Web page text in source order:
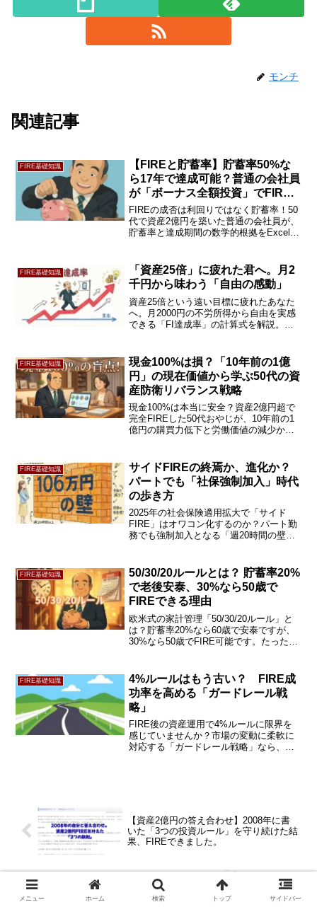
モンチ
関連記事
FIRE基礎知識
【FIREと貯蓄率】貯蓄率50%な
ら17年で達成可能？普通の会社員
が「ボーナス全額投資」でFIRE
した軌跡
FIREの成否は利回りではなく貯蓄率！50
代で資産2億円を築いた普通の会社員が、
貯蓄率と達成期間の数学的根拠をExcelシ
ナス全額投資』の裏ワザとは？今すぐチ
ェック！
FIRE基礎知識
「資産25倍」に疲れた君へ。月2
千円から味わう「自由の感動」
資産25倍という遠い目標に疲れたあなた
へ。月2000円の不労所得から自由を実感
できる「FI達成率」の計算式を解説。ク
術で、FIREへのモチベーションを維持す
る方法を紹介します。
FIRE基礎知識
現金100%は損？「10年前の1億
円」の現在価値から学ぶ50代の資
産防衛リバランス戦略
現金100%は本当に安全？資産2億円超で
完全FIREした50代おやじが、10年前の1
億円の購買力低下と労働価値の減少から
実録を公開します。続きをチェック！
FIRE基礎知識
サイドFIREの終焉か、進化か？
パートでも「社保強制加入」時代
の歩き方
2025年の社会保険適用拡大で「サイド
FIRE」はオワコン化するのか？パート勤
務でも強制加入となる「週20時間の壁」
を味方につける、新時代の生存戦略3選を
紹介します。
FIRE基礎知識
50/30/20ルールとは？ 貯蓄率20%
で老後安泰、30%なら50歳で
FIREできる理由
欧米式の家計管理「50/30/20ルール」と
は？貯蓄率20%なら60歳で安泰ですが、
30%なら50歳でFIRE可能です。たった
ワザを実体験から解説します。
FIRE基礎知識
4%ルールはもう古い？ FIRE成
功率を高める「ガードレール戦
略」
FIRE後の資産運用で4%ルールに限界を
感じていませんか？市場の変動に柔軟に
対応する「ガードレール戦略」なら、資
【資産2億円の答え合わせ】2008年に書
いた「3つの投資ルール」を守り続けた結
果、FIREできました。
FIRE後の趣味に最適！ObsidianとCursor
で作る「第2の脳」の始め方
メニュー ホーム 検索 トップ サイドバー